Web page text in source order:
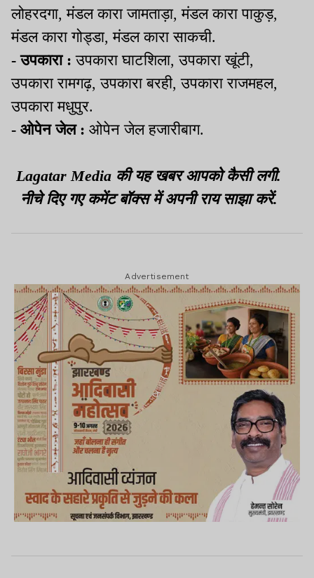
लोहरदगा, मंडल कारा जामताड़ा, मंडल कारा पाकुड़,
मंडल कारा गोड्डा, मंडल कारा साकची.
- उपकारा :उपकारा घाटशिला, उपकारा खूंटी,
उपकारा रामगढ़, उपकारा बरही, उपकारा राजमहल,
उपकारा मधुपुर.
- ओपेन जेल : ओपेन जेल हजारीबाग.
Lagatar Media की यह खबर आपको कैसी लगी.
नीचे दिए गए कमेंट बॉक्स में अपनी राय साझा करें.
Advertisement